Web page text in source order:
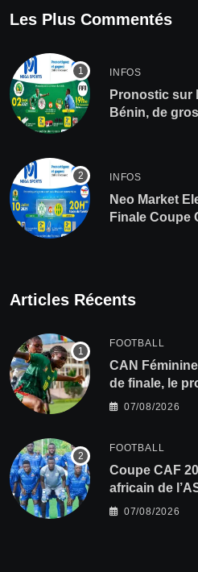
Les Plus Commentés
INFOS
Pronostic sur
Bénin, de
INFOS
Neo Market
Finale Coupe
Articles Récents
FOOTBALL
CAN
de finale, le
07/08/2026
FOOTBALL
Coupe CAF
africain de
retour
07/08/2026